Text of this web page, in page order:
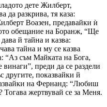
дете Жилберт,
да разкрива, тя каза:
Воазен, предавайки ѝ
обещание на Боранж, “Ще
й тайна и казва:
тайна и му се казва
“Аз съм Майката на Бога,
винаги”, преди да се раздели
другите, показвайки й
на Фернанд: “Любиш
жертвувай се за Меня.